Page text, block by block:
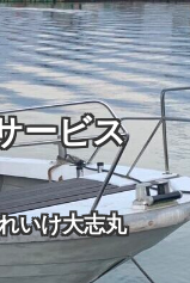
ービス
いけ大志丸